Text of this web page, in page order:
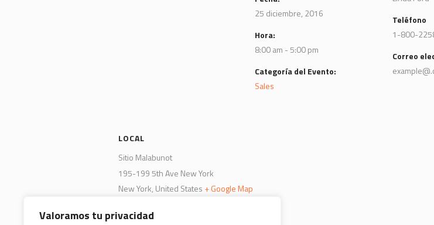
Valoramos tu privacidad
25 diciembre, 2016
Hora:
8:00 am - 5:00 pm
Categoría del Evento:
Sales
Teléfono
1-800-
Correo
LOCAL
Sitio Malabunot
195-199 5th Ave New York
New York, United States + Google Map
Teléfono